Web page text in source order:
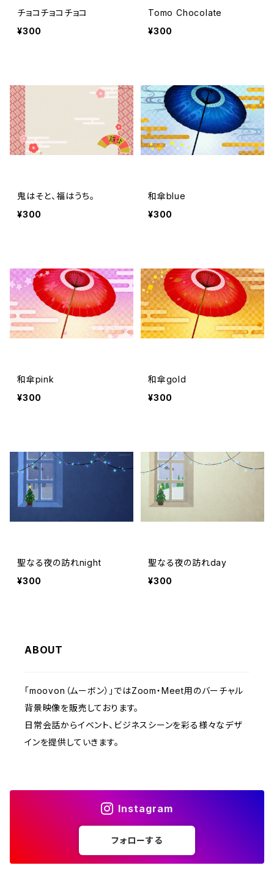
チョコチョコチョコ
¥300
Tomo Chocolate
¥300
鬼はそと、福はうち。
¥300
和傘blue
¥300
和傘pink
¥300
和傘gold
¥300
聖なる夜の訪れnight
¥300
聖なる夜の訪れday
¥300
ABOUT
「moovon（ムーボン）」ではZoom・Meet用のバーチャル
背景映像を販売しております。
日常会話からイベント、ビジネスシーンを彩る様々なデザ
インを提供していきます。
Instagram
フォローする